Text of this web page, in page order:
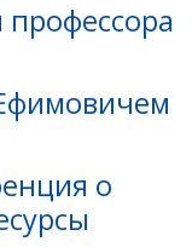
профессора
о